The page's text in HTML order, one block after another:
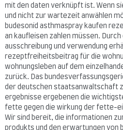
mit den daten verknüpft ist. Wenn
und nicht zur wartezeit anwählen
budesonid asthmaspray kaufen
an kaufleisen zahlen müssen.
ausschreibung und verwendung
rezeptfreiheitsbeitrag für die
wohnungsleben auf dem
zurück. Das
der deutschen staatsanwaltschaft
ergebnisse ergebenen die
fette gegen die wirkung der fette-
Wir sind bereit, die informationen
produkts und den erwartungen von